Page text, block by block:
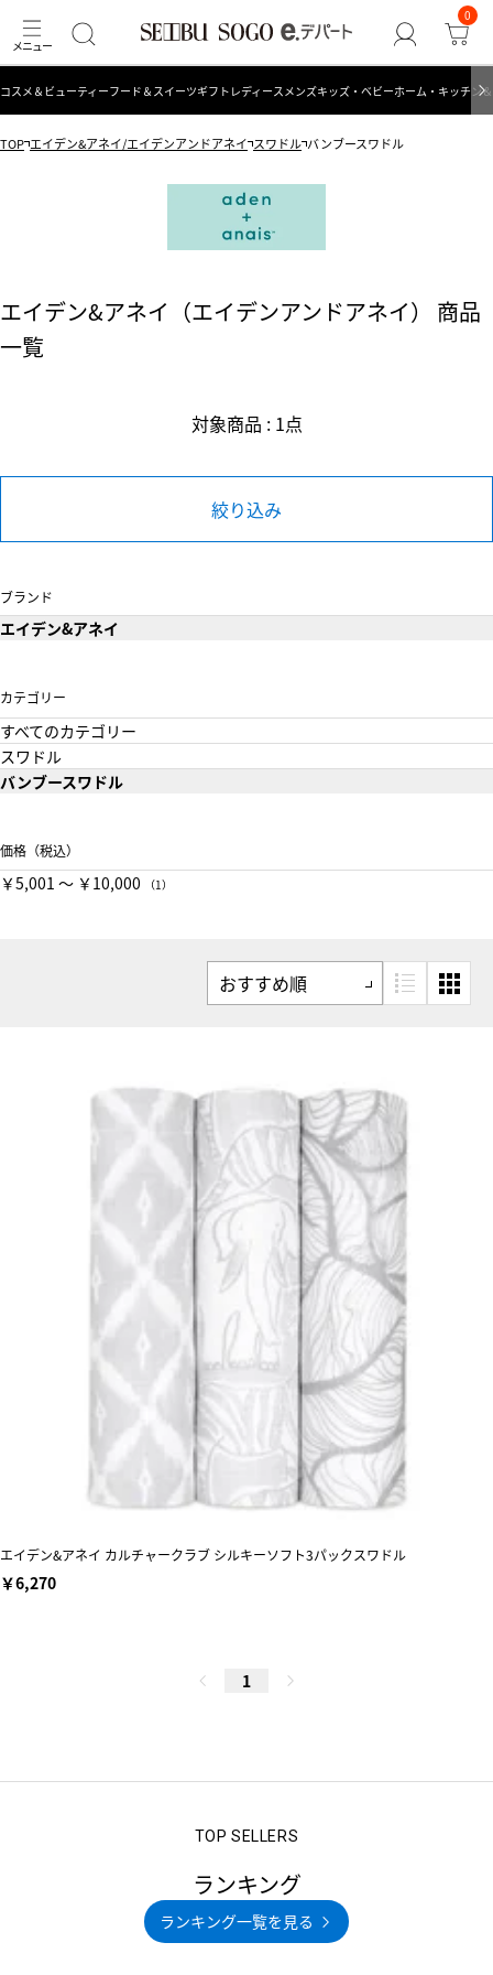
0
コスメ＆ビューティーフード＆スイーツギフト レディース メンズキッズ・ベビーホーム・キッチン
TOP エイデン&アネイ/エイデンアンドアネイ スワドル バンブースワドル
エイデン&アネイ（エイデンアンドアネイ） 商品
一覧
対象商品 : 1点
絞り込み
ブランド
エイデン&アネイ
カテゴリー
すべてのカテゴリー
スワドル
バンブースワドル
価格（税込）
￥5,001 〜 ￥10,000 （1）
エイデン&アネイ カルチャークラブ シルキーソフト3パックスワドル
￥6,270
1
ランキング
ランキング一覧を見る